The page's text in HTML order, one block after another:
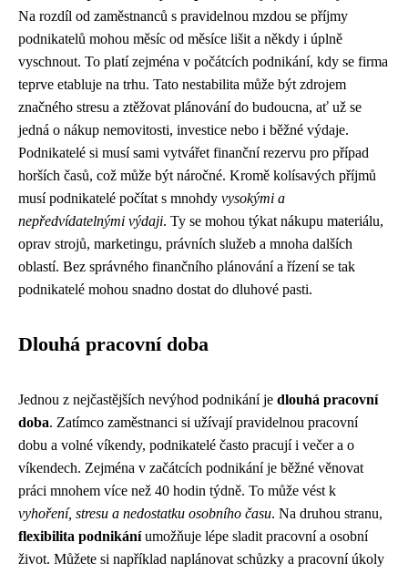
Na rozdíl od zaměstnanců s pravidelnou mzdou se příjmy
podnikatelů mohou měsíc od měsíce lišit a někdy i úplně
vyschnout. To platí zejména v počátcích podnikání, kdy se firma
teprve etabluje na trhu. Tato nestabilita může být zdrojem
značného stresu a ztěžovat plánování do budoucna, ať už se
jedná o nákup nemovitosti, investice nebo i běžné výdaje.
Podnikatelé si musí sami vytvářet finanční rezervu pro případ
horších časů, což může být náročné. Kromě kolísavých příjmů
musí podnikatelé počítat s mnohdy vysokými a
nepředvídatelnými výdaji. Ty se mohou týkat nákupu materiálu,
oprav strojů, marketingu, právních služeb a mnoha dalších
oblastí. Bez správného finančního plánování a řízení se tak
podnikatelé mohou snadno dostat do dluhové pasti.
Dlouhá pracovní doba
Jednou z nejčastějších nevýhod podnikání je dlouhá pracovní
doba. Zatímco zaměstnanci si užívají pravidelnou pracovní
dobu a volné víkendy, podnikatelé často pracují i ​​večer a o
víkendech. Zejména v začátcích podnikání je běžné věnovat
práci mnohem více než 40 hodin týdně. To může vést k
vyhoření, stresu a ​​nedostatku osobního času. Na druhou stranu,
flexibilita podnikáníumožňuje lépe sladit pracovní a osobní
život. Můžete si například naplánovat schůzky a pracovní úkoly